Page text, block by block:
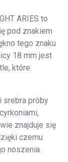
ARIES to
pod znakiem
tego znaku
18 mm jest
które
srebra próby
znajduje się
czemu
noszenia.